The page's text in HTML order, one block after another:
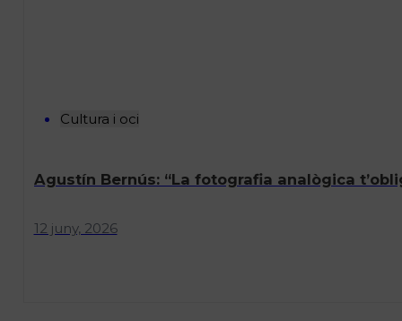
Cultura i oci
Agustín Bernús: “La fotografia analògica
12 juny, 2026